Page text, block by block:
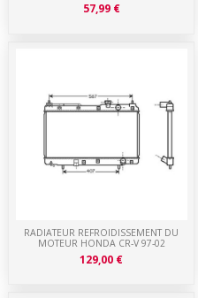
RADIATEUR REFROIDISSEMENT DU
MOTEUR HONDA CR-V 97-02
129,00 €
57,99 €